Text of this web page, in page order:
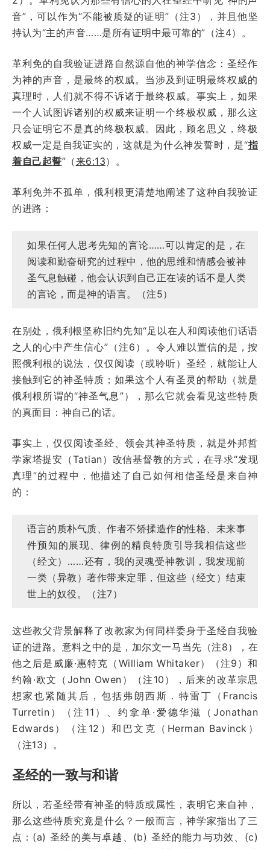
音”，可以作为“不能被质疑的证明”（注3），并且他坚
持认为“主的声音……是所有证明中最可靠的”（注4）。
革利免的自我验证进路自然源自他的神学信念：圣经作
为神的声音，是最终的权威。当涉及到证明最终权威的
真理时，人们就不得不诉诸于最终权威。事实上，如果
一个人试图诉诸别的权威来证明一个终极权威，那么这
只会证明它不是真的终极权威。因此，顾名思义，终极
权威一定是自我证实的，这就是为什么神发誓时，是“指
着自己起誓”（来6:13）。
革利免并不孤单，俄利根更清楚地阐述了这种自我验证
的进路：
如果任何人思考先知的言论……可以肯定的是，在
阅读和勤奋研究的过程中，他的思维和情感会被神
圣气息触碰，他会认识到自己正在读的话不是人类
的言论，而是神的语言。（注5）
在别处，俄利根坚称旧约先知“足以在人和阅读他们话语
之人的心中产生信心”（注6）。令人难以置信的是，按
照俄利根的说法，仅仅阅读（或聆听）圣经，就能让人
接触到它的神圣特质；如果这个人有圣灵的帮助（就是
俄利根所谓的“神圣气息”），那么它就会看见这些特质
的真面目：神自己的话。
事实上，仅仅阅读圣经、领会其神圣特质，就是外邦哲
学家塔提安（Tatian）改信基督教的方式，在寻求“发现
真理”的过程中，他描述了自己如何相信圣经是来自神
的：
语言的质朴气质、作者不矫揉造作的性格、未来事
件预知的展现、律例的精良特质引导我相信这些
（经文）……还有，我的灵魂受神教训，我发现前
一类（异教）著作带来定罪，但这些（经文）结束
世上的奴役。（注7）
这些教父背景解释了改教家为何同样委身于圣经自我验
证的进路。意料之中的是，加尔文一马当先（注8），在
他之后是威廉·惠特克（William Whitaker）（注9）和
约翰·欧文（John Owen）（注10），后来的改革宗思
想家也紧随其后，包括弗朗西斯．特雷丁（Francis
Turretin）（注11）、约拿单·爱德华滋（Jonathan
Edwards）（注12）和巴文克（Herman Bavinck）
（注13）。
圣经的一致与和谐
所以，若圣经带有神圣的特质或属性，表明它来自神，
那么这些特质究竟是什么？一般而言，神学家指出了三
点：(a) 圣经的美与卓越、(b) 圣经的能力与功效、(c)